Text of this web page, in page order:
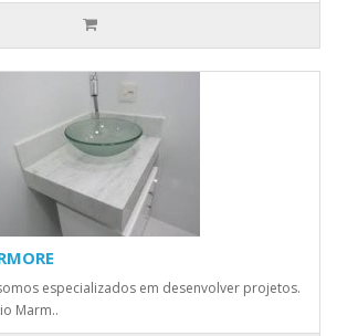
especializados em desenvolver projetos.
Marm..